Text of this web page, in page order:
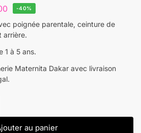
-40%
poignée parentale, ceinture de
arrière.
1 à 5 ans.
Maternita Dakar avec livraison
au panier